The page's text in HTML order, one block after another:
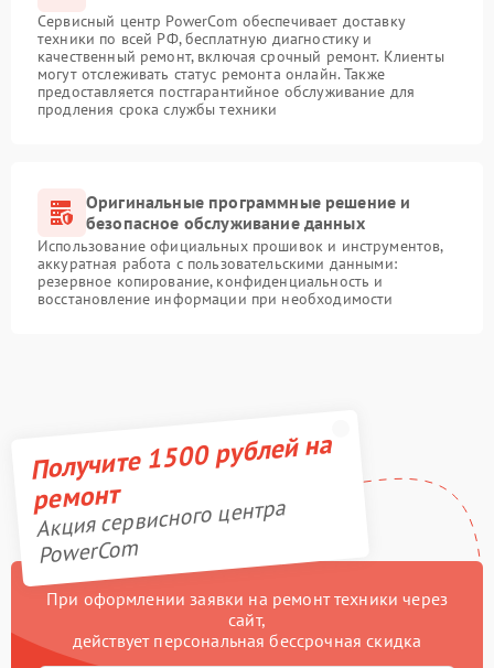
Сервисный центр PowerCom обеспечивает доставку
техники по всей РФ, бесплатную диагностику и
качественный ремонт, включая срочный ремонт. Клиенты
могут отслеживать статус ремонта онлайн. Также
предоставляется постгарантийное обслуживание для
продления срока службы техники
Оригинальные программные решение и
безопасное обслуживание данных
Использование официальных прошивок и инструментов,
аккуратная работа с пользовательскими данными:
резервное копирование, конфиденциальность и
восстановление информации при необходимости
Получите 1500 рублей на
ремонт
Акция сервисного центра
PowerCom
При оформлении заявки на ремонт техники через
сайт,
действует персональная бессрочная скидка